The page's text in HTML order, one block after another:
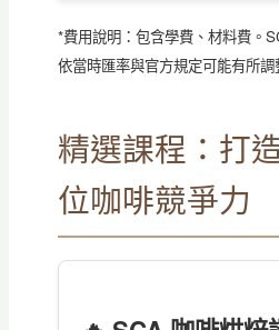
*費用說明：包含學費、材料費。
依當時匯率與官方規定可能有所調
精選課程：打
位咖啡競爭力